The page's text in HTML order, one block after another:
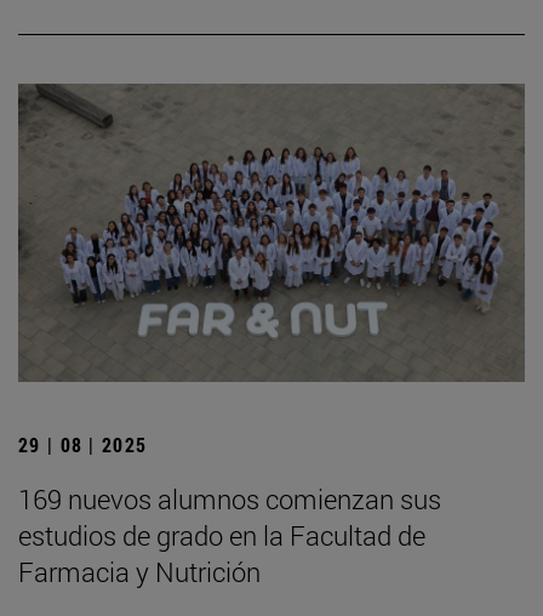
29 | 08 | 2025
169 nuevos alumnos comienzan sus
estudios de grado en la Facultad de
Farmacia y Nutrición